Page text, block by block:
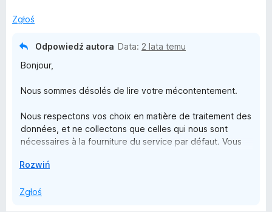
1
Zgłoś
Odpowiedź autora Data: 2 lata temu
Bonjour,
Nous sommes désolés de lire votre mécontentement.
Nous respectons vos choix en matière de traitement des
données, et ne collectons que celles qui nous sont
nécessaires à la fourniture du service par défaut. Vous
consentement depuis la section "Paramètres de
↓
Rozwiń
Zgłoś